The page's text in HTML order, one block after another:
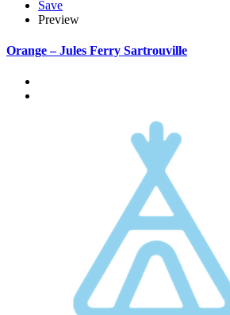
Save
Preview
Orange – Jules Ferry Sartrouville